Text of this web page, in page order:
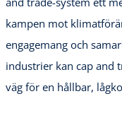
kampen mot
engagemang och
industrier kan cap and
väg för en hållbar,